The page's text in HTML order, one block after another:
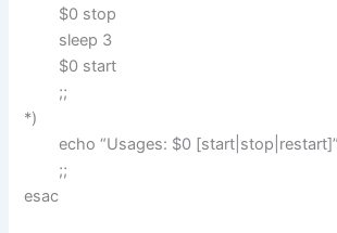
$0 stop
sleep 3
$0 start
;;
*)
echo “Usages: $0 [start|stop|restart]”
;;
esac